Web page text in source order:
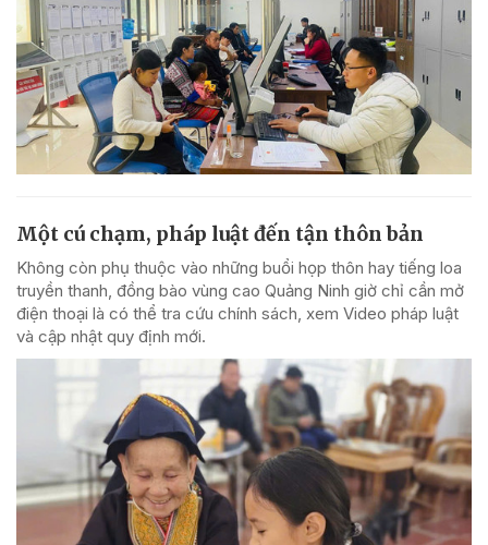
Một cú chạm, pháp luật đến tận thôn bản
Không còn phụ thuộc vào những buổi họp thôn hay tiếng loa
truyền thanh, đồng bào vùng cao Quảng Ninh giờ chỉ cần mở
điện thoại là có thể tra cứu chính sách, xem Video pháp luật
và cập nhật quy định mới.